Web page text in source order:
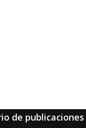
de publicaciones